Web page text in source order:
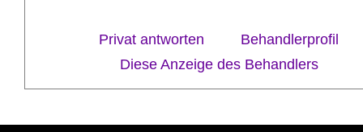
Privat antworten
Behandlerprofil
Diese Anzeige des Behandlers